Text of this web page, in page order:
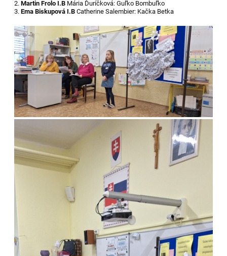
2.Martin Frolo I.B Mária Ďuríčková: Guľko Bombuľko
3.Ema Biskupová I.B Catherine Salembier: Kačka Betka